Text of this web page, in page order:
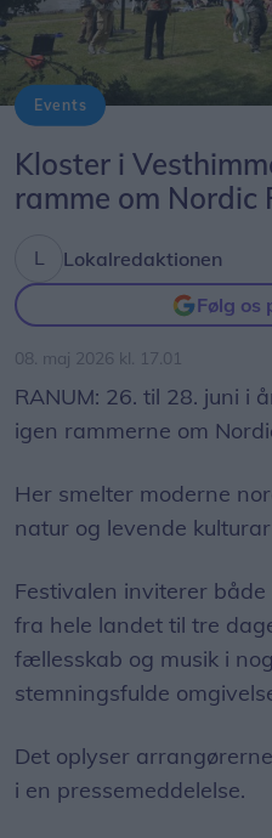
Events
Kloster i
ramme om Nordic
Lokalredaktionen
Følg os
08. maj 2026 kl. 17.01
RANUM: 26. til 28. juni i
igen rammerne om
Her smelter moderne
natur og levende
Festivalen inviterer
fra hele landet til tre
fællesskab og musik i
stemningsfulde
Det oplyser
i en pressemeddelelse.